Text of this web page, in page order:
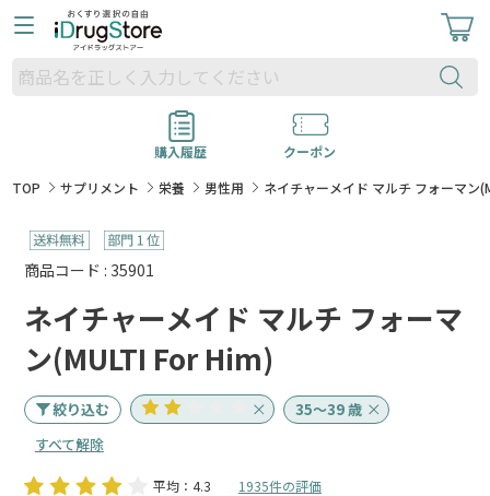
購入履歴
クーポン
TOP
サプリメント 栄養 男性用 ネイチャーメイド マルチ フォーマン
商品コード : 35901
ネイチャーメイド マルチ フォーマ
ン(MULTI For Him)
絞り込む
35～39 歳
すべて解除
平均：4.3 1935件の評価